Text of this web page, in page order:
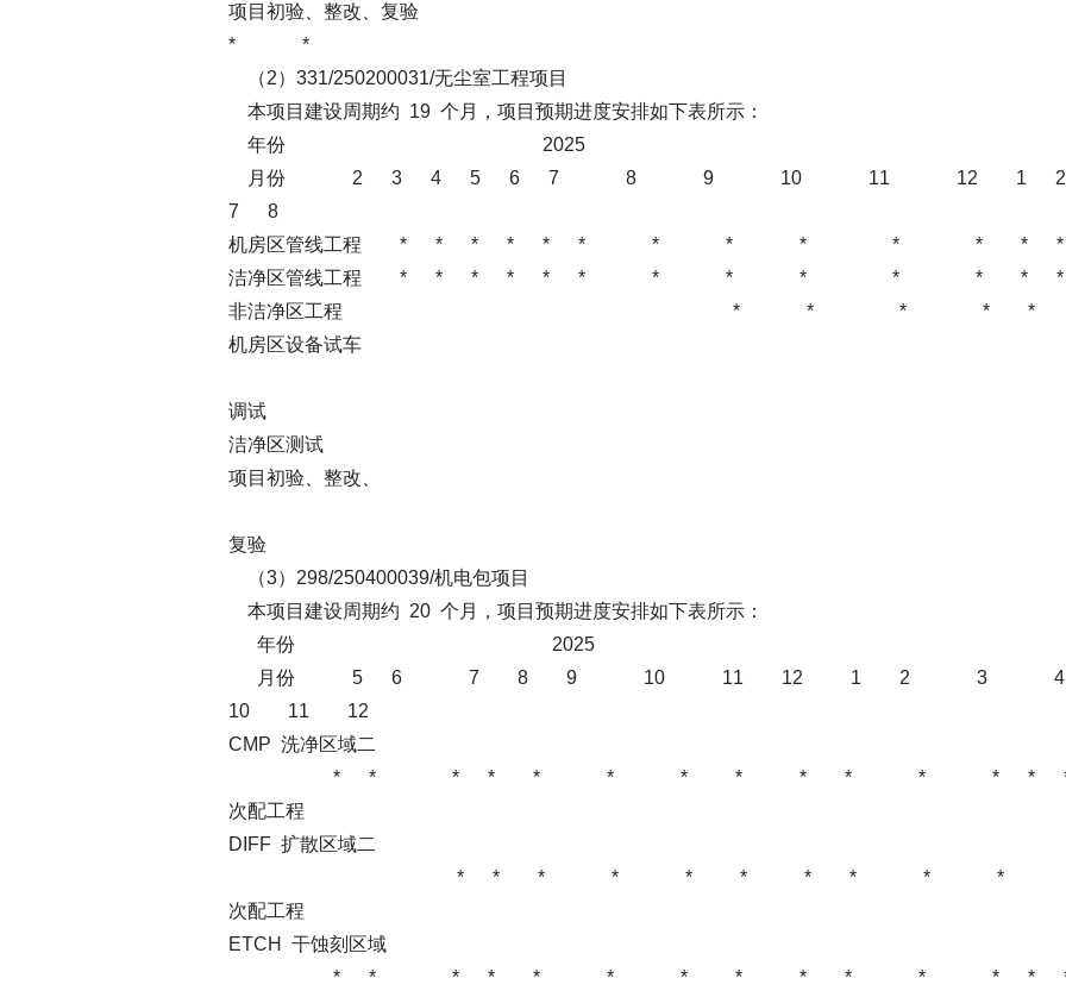
项目初验、整改
* *
（2）331/250200031/无尘室工程项目
本项目建设周期约 19 个月，项目预期进度安排如下表所示：
年份 2025
月份 2 3 4 5 6 7 8 9 10 11 12
7 8
机房区管线工程 * * * * * * * * * * * *
洁净区管线工程 * * * * * * * * * * * *
非洁净区工程 * * * * *
机房区设备试车
*
调试
洁净区测
项目初验、整改、
* *
复验
（3）298/250400039/机电包项目
本项目建设周期约 20 个月，项目预期进度安排如下表所示：
年份 2025
月份 5 6 7 8 9 10 11 12 1 2 3
10 11 12
CMP 洗净区域二
* * * * * * * * * * * * * *
次配工程
DIFF 扩散区域二
* * * * * * * * * *
次配工程
ETCH 干蚀刻区域
* * * * * * * * * * * * *